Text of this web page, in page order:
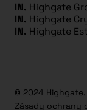
IN. Highgate
IN. Highgate
IN. Highgate
© 2024
Zásady ochrany